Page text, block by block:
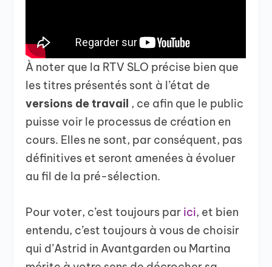
À noter que la RTV SLO précise bien que
les titres présentés sont à l’état de
versions de travail , ce afin que le public
puisse voir le processus de création en
cours. Elles ne sont, par conséquent, pas
définitives et seront amenées à évoluer
au fil de la pré-sélection.
Pour voter, c’est toujours par ici, et bien
entendu, c’est toujours à vous de choisir
qui d’Astrid in Avantgarden ou Martina